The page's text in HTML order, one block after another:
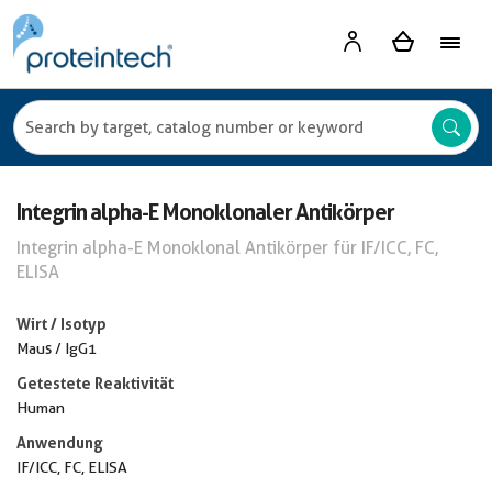
Integrin alpha-E Monoklonaler Antikörper
Integrin alpha-E Monoklonal Antikörper für IF/ICC, FC,
ELISA
Wirt / Isotyp
Maus / IgG1
Getestete Reaktivität
Human
Anwendung
IF/ICC, FC, ELISA